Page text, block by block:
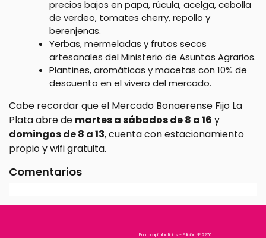
precios bajos en papa, rúcula, acelga, cebolla
de verdeo, tomates cherry, repollo y
berenjenas.
Yerbas, mermeladas y frutos secos
artesanales del Ministerio de Asuntos Agrarios.
Plantines, aromáticas y macetas con 10% de
descuento en el vivero del mercado.
Cabe recordar que el Mercado Bonaerense Fijo La
Plata abre de martes a sábados de 8 a 16 y
domingos de 8 a 13, cuenta con estacionamiento
propio y wifi gratuita.
Comentarios
Puntocapitalnoticias - Edición N° 2270